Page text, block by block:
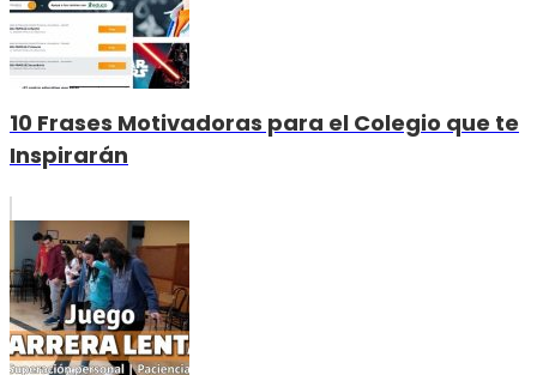
10 Frases Motivadoras para el Colegio que te
Inspirarán